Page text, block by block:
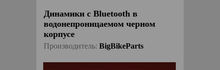
Динамики с Bluetooth в
водонепроницаемом черном
корпусе
Производитель: BigBikeParts